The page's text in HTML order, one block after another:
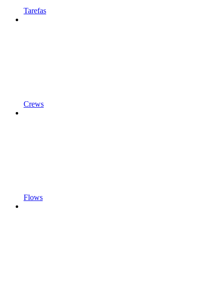
Tarefas
Crews
Flows